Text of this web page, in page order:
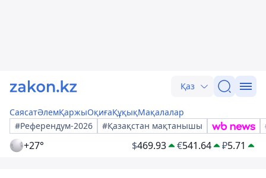
Қаз
СаясатӘлемҚаржыОқиғаҚұқықМақалалар
#Референдум-2026
#Қазақстан мақтанышы
+27° $469.93 €541.64 ₽5.71